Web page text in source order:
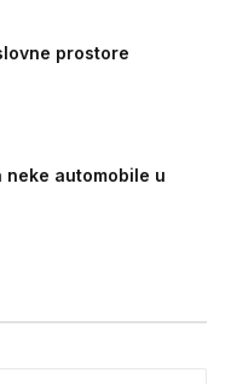
prostore
neke automobile u